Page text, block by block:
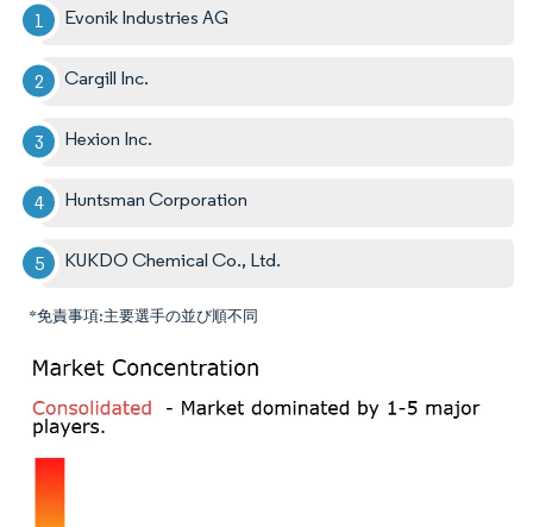
Evonik Industries AG
Cargill Inc.
Hexion Inc.
Huntsman Corporation
KUKDO Chemical Co., Ltd.
*免責事項:主要選手の並び順不同